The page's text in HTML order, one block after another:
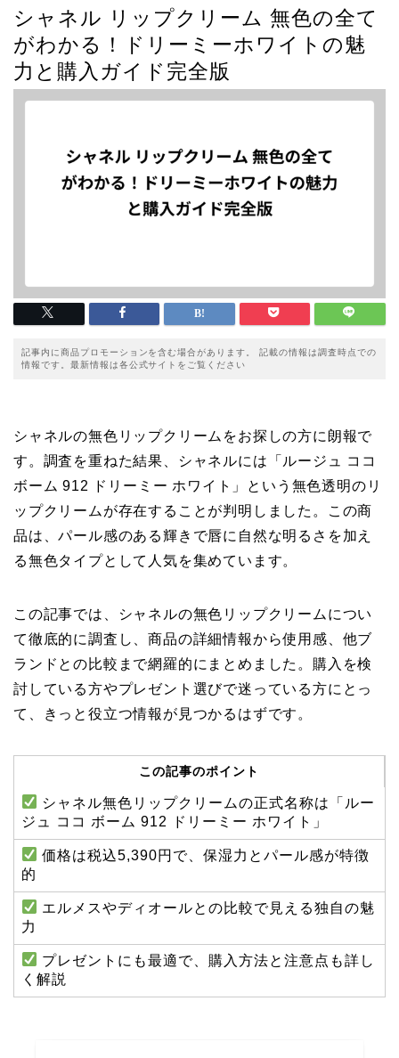
シャネル リップクリーム 無色の全て
がわかる！ドリーミーホワイトの魅
力と購入ガイド完全版
記事内に商品プロモーションを含む場合があります。 記載の情報は調査時点での
情報です。最新情報は各公式サイトをご覧ください
シャネルの無色リップクリームをお探しの方に朗報で
す。調査を重ねた結果、シャネルには「ルージュ ココ
ボーム 912 ドリーミー ホワイト」という無色透明のリ
ップクリームが存在することが判明しました。この商
品は、パール感のある輝きで唇に自然な明るさを加え
る無色タイプとして人気を集めています。
この記事では、シャネルの無色リップクリームについ
て徹底的に調査し、商品の詳細情報から使用感、他ブ
ランドとの比較まで網羅的にまとめました。購入を検
討している方やプレゼント選びで迷っている方にとっ
て、きっと役立つ情報が見つかるはずです。
この記事のポイント
シャネル無色リップクリームの正式名称は「ルー
ジュ ココ ボーム 912 ドリーミー ホワイト」
価格は税込5,390円で、保湿力とパール感が特徴
的
エルメスやディオールとの比較で見える独自の魅
力
プレゼントにも最適で、購入方法と注意点も詳し
く解説